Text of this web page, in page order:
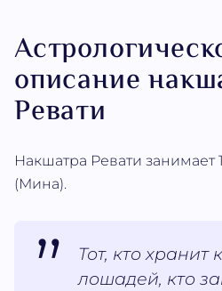
описание
Ревати
Накшатра Ревати занимает
(Мина).
Тот, кто хранит
лошадей, кто